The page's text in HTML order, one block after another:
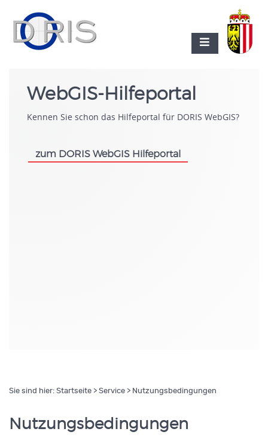
WebGIS-Hilfeportal
Kennen Sie schon das Hilfeportal für DORIS WebGIS?
zum DORIS WebGIS Hilfeportal
Sie sind hier: Startseite > Service > Nutzungsbedingungen
Nutzungsbedingungen